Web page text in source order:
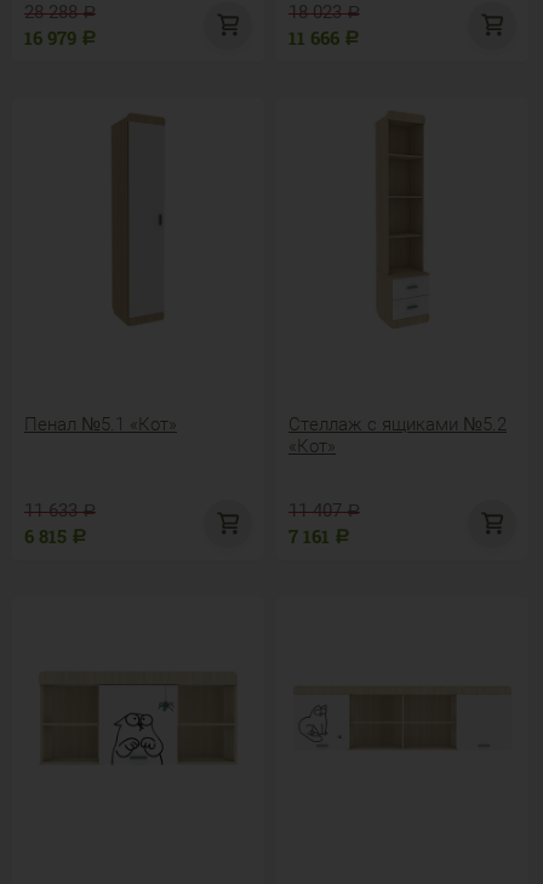
28 288 Р
16 979 Р
18 023 Р
11 666 Р
Пенал №5.1 «Кот»
11 633 Р
6 815 Р
Стеллаж с ящиками №5.2
«Кот»
11 407 Р
7 161 Р